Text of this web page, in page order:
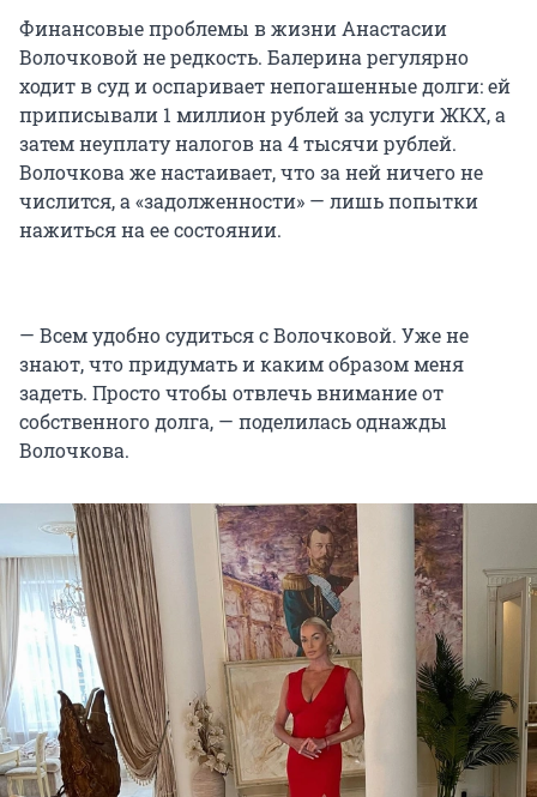
Финансовые проблемы в жизни Анастасии
Волочковой не редкость. Балерина регулярно
ходит в суд и оспаривает непогашенные долги: ей
приписывали 1 миллион рублей за услуги ЖКХ, а
затем неуплату налогов на 4 тысячи рублей.
Волочкова же настаивает, что за ней ничего не
числится, а «задолженности» — лишь попытки
нажиться на ее состоянии.
— Всем удобно судиться с Волочковой. Уже не
знают, что придумать и каким образом меня
задеть. Просто чтобы отвлечь внимание от
собственного долга, — поделилась однажды
Волочкова.